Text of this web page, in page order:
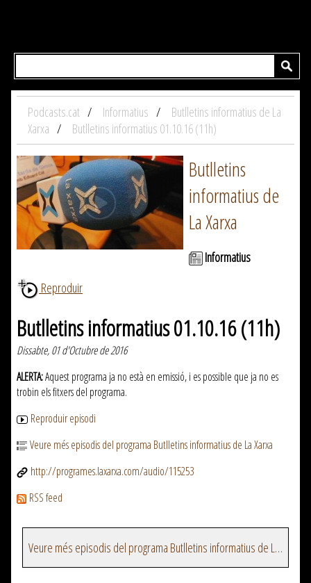
Podcasts.cat Informatius
Butlletins informatius de La
Xarxa
Butlletins informatius 01.10.16 (11h)
Butlletins
informatius de
La Xarxa
Informatius
Reproduir
Butlletins informatius 01.10.16 (11h)
Dissabte, 01 d'Octubre de 2016
ALERTA:Aquest programa ja no està en emissió, i es possible que ja no es
trobin els fitxers del programa.
Reproduir episodi
Veure més episodis del programa Butlletins informatius de La Xarxa
http://programes.laxarxa.com/audio/115253
RSS feed
Veure més episodis del programa Butlletins informatius de La Xarxa